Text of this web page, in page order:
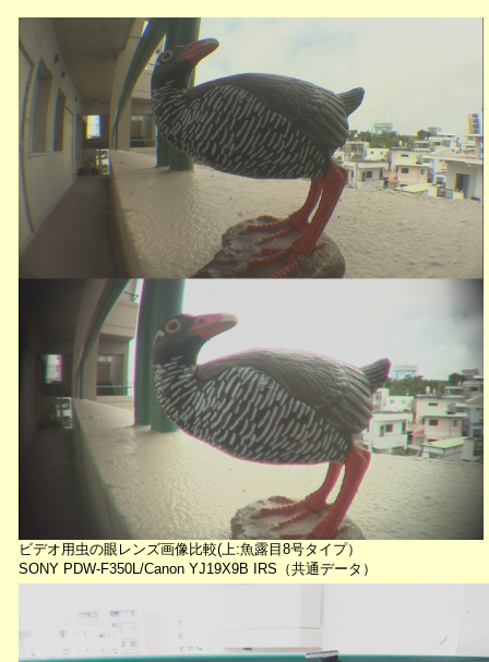
ビデオ用虫の眼レンズ画像比較(上:魚露目8号タイプ）
SONY PDW-F350L/Canon YJ19X9B IRS（共通データ）